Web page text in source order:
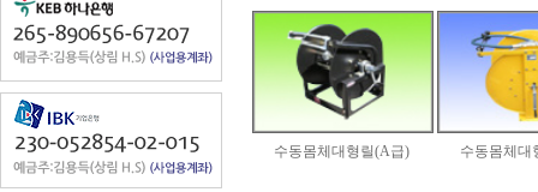
수동몸체대형릴(A급) 수동몸체대